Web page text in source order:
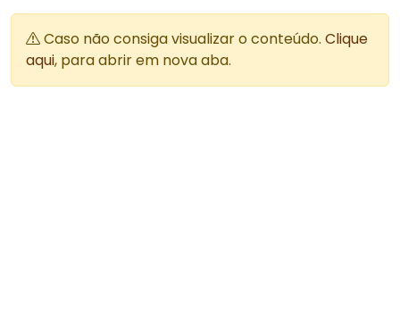
Caso não consiga visualizar o conteúdo. Clique
aqui, para abrir em nova aba.